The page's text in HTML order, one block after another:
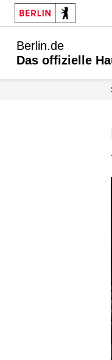
Berlin.de
Das offizielle